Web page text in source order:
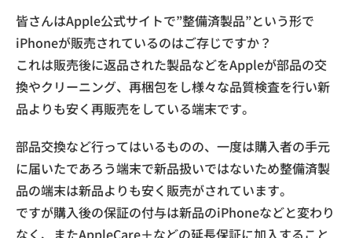
皆さんはApple公式サイトで”整備済製品”という形で
iPhoneが販売されているのはご存じですか？
これは販売後に返品された製品などをAppleが部品の交
換やクリーニング、再梱包をし様々な品質検査を行い新
品よりも安く再販売をしている端末です。
部品交換など行ってはいるものの、一度は購入者の手元
に届いたであろう端末で新品扱いではないため整備済製
品の端末は新品よりも安く販売がされています。
ですが購入後の保証の付与は新品のiPhoneなどと変わり
なく、またAppleCare＋などの延長保証に加入すること